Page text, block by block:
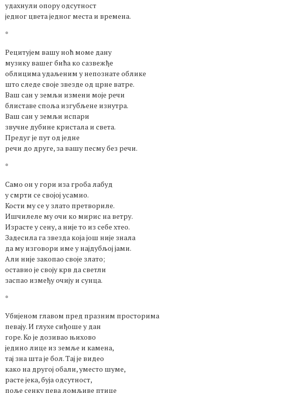
удахнули опору одсутност
једног цвета једног места и времена.
*
Рецитујем вашу ноћ моме дану
музику вашег бића ко сазвежђе
облицима удаљеним у непознате облике
што следе своје звезде од црне ватре.
Ваш сан у земљи измени моје речи
блиставе споља изгубљене изнутра.
Ваш сан у земљи испари
звучне дубине кристала и света.
Предуг је пут од једне
речи до друге, за вашу песму без речи.
*
Само он у гори иза гроба лабуд
у смрти се својој усамио.
Кости му се у злато претвориле.
Ишчилеле му очи ко мирис на ветру.
Израсте у сену, а није то из себе хтео.
Задесила га звезда која још није знала
да му изговори име у најдубљој јами.
Али није закопао своје злато;
оставио је своју крв да светли
заспао између очију и сунца.
*
Убијеном главом пред празним просторима
певају. И глухе сиђоше у дан
горе. Ко је дозивао њихово
једино лице из земље и камена,
тај зна шта је бол. Тај је видео
како на другој обали, уместо шуме,
расте јека, буја одсутност,
поље сенку пева ломљиве птице